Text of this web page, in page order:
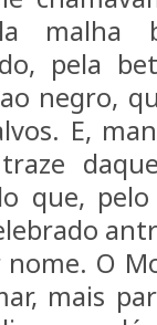
malha
pela
negro,
E,
que,
nome. O
mais